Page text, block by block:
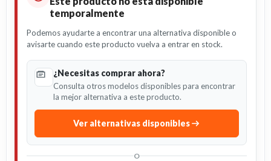
temporalmente
Podemos ayudarte a encontrar una alternativa disponible o
avisarte cuando este producto vuelva a entrar en stock.
¿Necesitas comprar ahora?
Consulta otros modelos disponibles para encontrar
la mejor alternativa a este producto.
Ver alternativas disponibles
O